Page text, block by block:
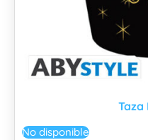
No disponible